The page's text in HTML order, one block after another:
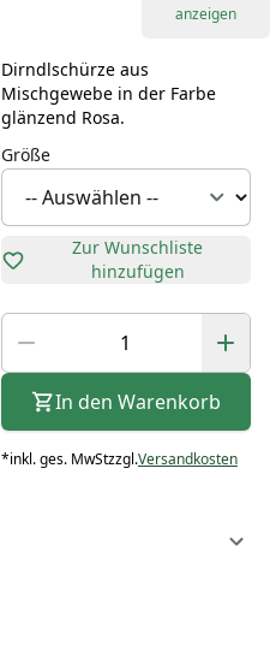
anzeigen
Dirndlschürze aus
Mischgewebe in der Farbe
glänzend Rosa.
Größe
Zur Wunschliste
hinzufügen
In den Warenkorb
*inkl. ges. MwStzzgl.Versandkosten